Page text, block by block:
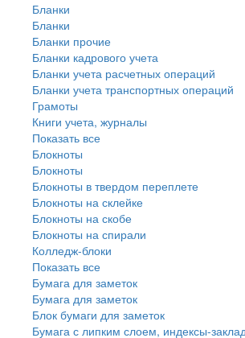
Бланки
Бланки
Бланки прочие
Бланки кадрового учета
Бланки учета расчетных операций
Бланки учета транспортных операций
Грамоты
Книги учета, журналы
Показать все
Блокноты
Блокноты
Блокноты в твердом переплете
Блокноты на склейке
Блокноты на скобе
Блокноты на спирали
Колледж-блоки
Показать все
Бумага для заметок
Бумага для заметок
Блок бумаги для заметок
Бумага с липким слоем, индексы-